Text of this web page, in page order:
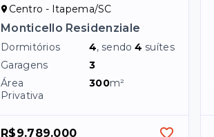
Centro - Itapema/SC
Monticello Residenziale
Dormitórios 4, sendo4 suítes
Garagens
3
Área
Privativa
300m²
R$9.789.000